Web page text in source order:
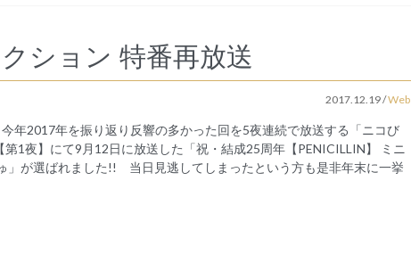
ション 特番再放送
2017.12.19/Web
年2017年を振り返り反響の多かった回を5夜連続で放送する「ニコび
1夜】にて9月12日に放送した「祝・結成25周年【PENICILLIN】 ミニ
」が選ばれました!! 当日見逃してしまったという方も是非年末に一挙